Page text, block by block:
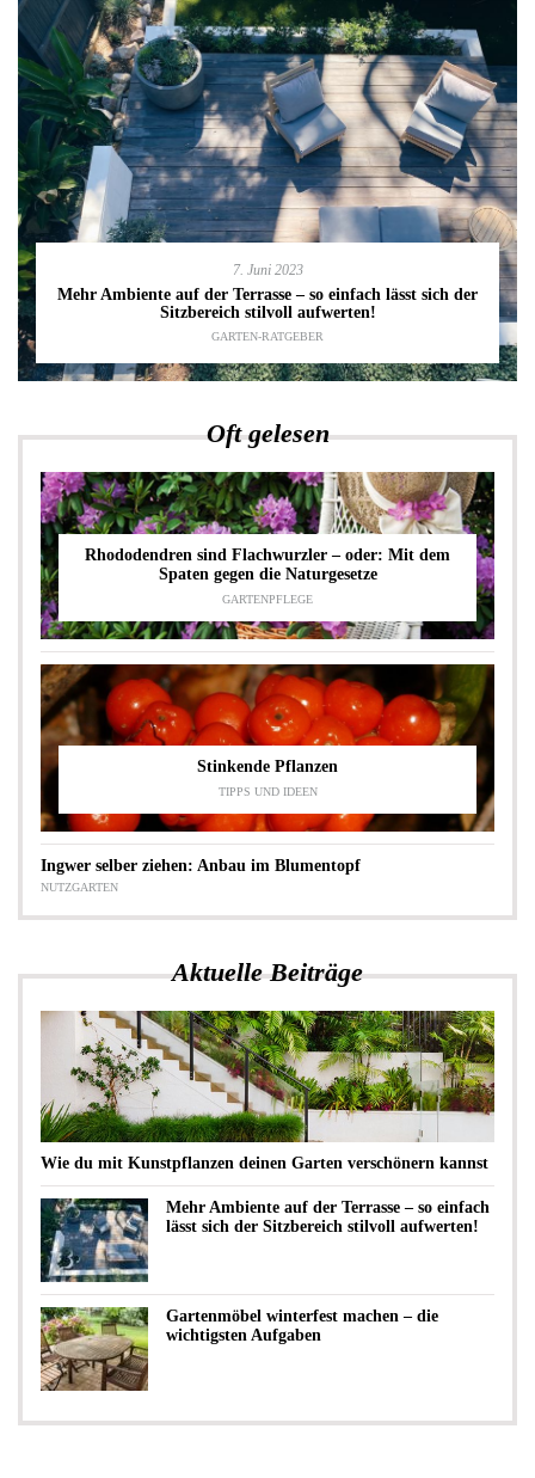
7. Juni 2023
Mehr Ambiente auf der Terrasse – so einfach lässt sich der
Sitzbereich stilvoll aufwerten!
GARTEN-RATGEBER
Oft gelesen
Rhododendren sind Flachwurzler – oder: Mit dem
Spaten gegen die Naturgesetze
GARTENPFLEGE
Stinkende Pflanzen
TIPPS UND IDEEN
Ingwer selber ziehen: Anbau im Blumentopf
NUTZGARTEN
Aktuelle Beiträge
Wie du mit Kunstpflanzen deinen Garten verschönern kannst
Mehr Ambiente auf der Terrasse – so einfach
lässt sich der Sitzbereich stilvoll aufwerten!
Gartenmöbel winterfest machen – die
wichtigsten Aufgaben